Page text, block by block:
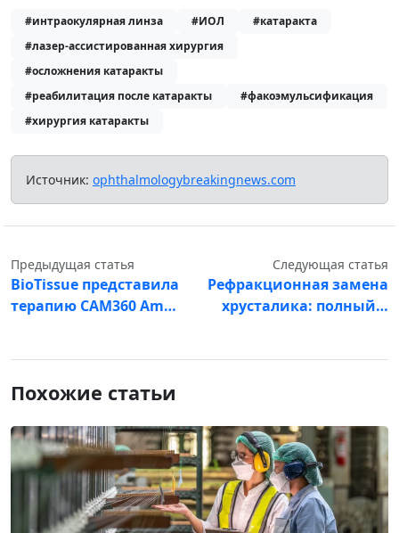
#интраокулярная линза #ИОЛ
#катаракта
#лазер-ассистированная хирургия
#осложнения катаракты
#реабилитация после катаракты
#факоэмульсификация
#хирургия катаракты
Источник: ophthalmologybreakingnews.com
Предыдущая статья
BioTissue представила
терапию CAM360 Am…
Следующая статья
Рефракционная замена
хрусталика: полный…
Похожие статьи